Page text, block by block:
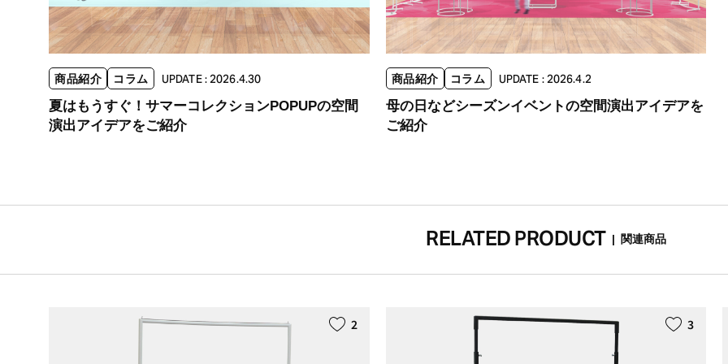
商品紹介 コラム UPDATE : 2026.4.30
夏はもうすぐ！サマーコレクションPOPUPの空間
演出アイデアをご紹介
商品紹介 コラム UPDATE : 2026.4.2
母の日などシーズンイベントの空間演出アイデアを
ご紹介
RELATED PRODUCT | 関連商品
2 3